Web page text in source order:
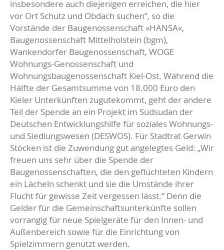
insbesondere auch diejenigen erreichen, die hier
vor Ort Schutz und Obdach suchen“, so die
Vorstände der Baugenossenschaft »HANSA«,
Baugenossenschaft Mittelholstein (bgm),
Wankendorfer Baugenossenschaft, WOGE
Wohnungs-Genossenschaft und
Wohnungsbaugenossenschaft Kiel-Ost. Während die
Hälfte der Gesamtsumme von 18.000 Euro den
Kieler Unterkünften zugutekommt, geht der andere
Teil der Spende an ein Projekt im Südsudan der
Deutschen Entwicklungshilfe für soziales Wohnungs-
und Siedlungswesen (DESWOS). Für Stadtrat Gerwin
Stöcken ist die Zuwendung gut angelegtes Geld: „Wir
freuen uns sehr über die Spende der
Baugenossenschaften, die den geflüchteten Kindern
ein Lächeln schenkt und sie die Umstände ihrer
Flucht für gewisse Zeit vergessen lässt.“ Denn die
Gelder für die Gemeinschaftsunterkünfte sollen
vorrangig für neue Spielgeräte für den Innen- und
Außenbereich sowie für die Einrichtung von
Spielzimmern genutzt werden.